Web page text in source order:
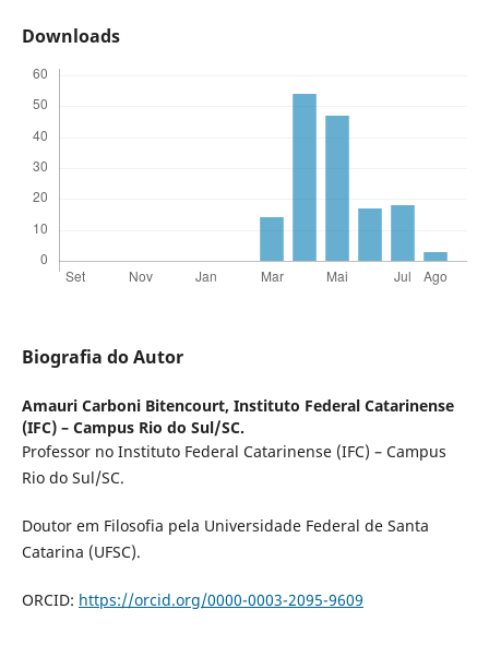
Downloads
Biografia do Autor
Amauri Carboni Bitencourt, Instituto Federal Catarinense
(IFC) – Campus Rio do Sul/SC.
Professor no Instituto Federal Catarinense (IFC) – Campus
Rio do Sul/SC.
Doutor em Filosofia pela Universidade Federal de Santa
Catarina (UFSC).
ORCID: https://orcid.org/0000-0003-2095-9609